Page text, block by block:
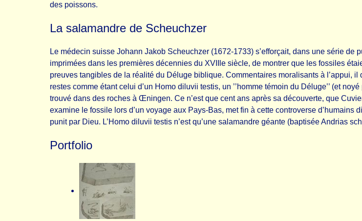
des poissons.
La salamandre de Scheuchzer
Le médecin suisse Johann Jakob Scheuchzer (1672-1733) s’efforçait, dans une série de
imprimées dans les premières décennies du XVIIle siècle, de montrer que les fossiles
preuves tangibles de la réalité du Déluge biblique. Commentaires moralisants à l’appui, il
restes comme étant celui d’un Homo diluvii testis, un ’’homme témoin du Déluge’’ (et noyé
trouvé dans des roches à Œningen. Ce n’est que cent ans après sa découverte, que
examine le fossile lors d’un voyage aux Pays-Bas, met fin à cette controverse d’humains
punit par Dieu. L’Homo diluvii testis n’est qu’une salamandre géante (baptisée Andrias
Portfolio